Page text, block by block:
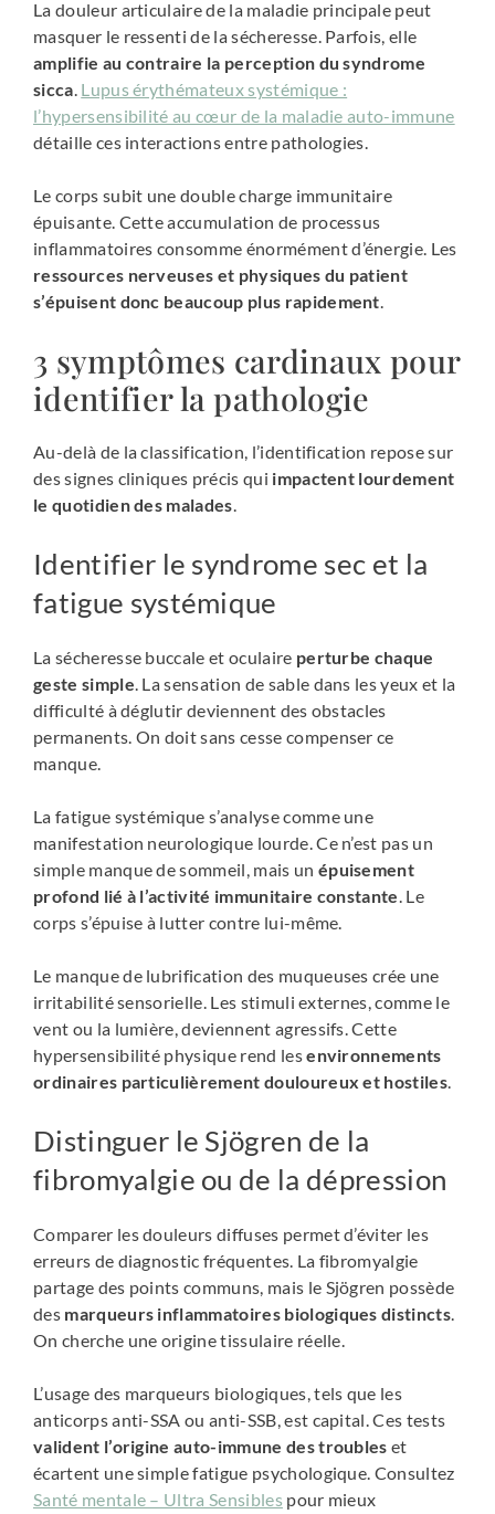
La douleur articulaire de la maladie principale peut
masquer le ressenti de la sécheresse. Parfois, elle
amplifie au contraire la perception du syndrome
sicca. Lupus érythémateux systémique :
l’hypersensibilité au cœur de la maladie auto-immune
détaille ces interactions entre pathologies.
Le corps subit une double charge immunitaire
épuisante. Cette accumulation de processus
inflammatoires consomme énormément d’énergie. Les
ressources nerveuses et physiques du patient
s’épuisent donc beaucoup plus rapidement.
3 symptômes cardinaux pour
identifier la pathologie
Au-delà de la classification, l’identification repose sur
des signes cliniques précis qui impactent lourdement
le quotidien des malades.
Identifier le syndrome sec et la
fatigue systémique
La sécheresse buccale et oculaire perturbe chaque
geste simple. La sensation de sable dans les yeux et la
difficulté à déglutir deviennent des obstacles
permanents. On doit sans cesse compenser ce
manque.
La fatigue systémique s’analyse comme une
manifestation neurologique lourde. Ce n’est pas un
simple manque de sommeil, mais un épuisement
profond lié à l’activité immunitaire constante. Le
corps s’épuise à lutter contre lui-même.
Le manque de lubrification des muqueuses crée une
irritabilité sensorielle. Les stimuli externes, comme le
vent ou la lumière, deviennent agressifs. Cette
hypersensibilité physique rend lesenvironnements
ordinaires particulièrement douloureux et hostiles.
Distinguer le Sjögren de la
fibromyalgie ou de la dépression
Comparer les douleurs diffuses permet d’éviter les
erreurs de diagnostic fréquentes. La fibromyalgie
partage des points communs, mais le Sjögren possède
des marqueurs inflammatoires biologiques distincts.
On cherche une origine tissulaire réelle.
L’usage des marqueurs biologiques, tels que les
anticorps anti-SSA ou anti-SSB, est capital. Ces tests
valident l’origine auto-immune des troubles et
écartent une simple fatigue psychologique. Consultez
Santé mentale – Ultra Sensibles pour mieux